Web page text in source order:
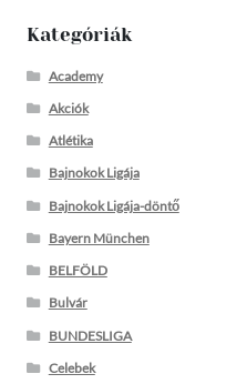
Kategóriák
Academy
Akciók
Atlétika
Bajnokok Ligája
Bajnokok Ligája-döntő
Bayern München
BELFÖLD
Bulvár
BUNDESLIGA
Celebek